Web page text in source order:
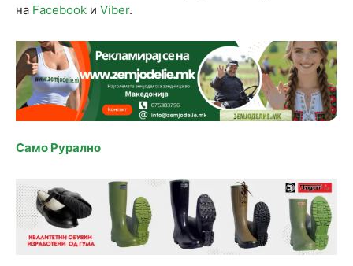
на Facebook и Viber.
Само Рурално